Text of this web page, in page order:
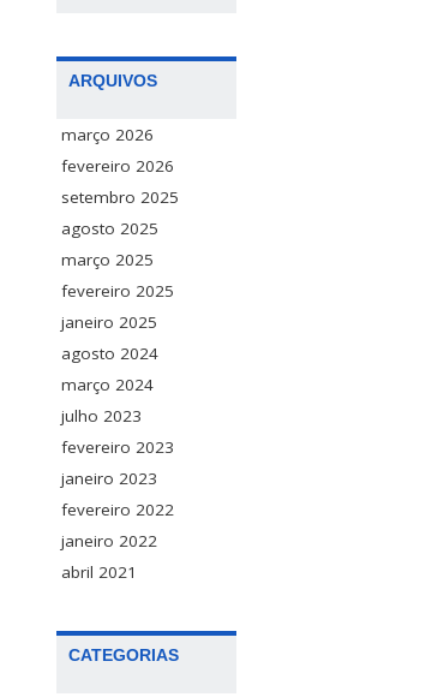
ARQUIVOS
março 2026
fevereiro 2026
setembro 2025
agosto 2025
março 2025
fevereiro 2025
janeiro 2025
agosto 2024
março 2024
julho 2023
fevereiro 2023
janeiro 2023
fevereiro 2022
janeiro 2022
abril 2021
CATEGORIAS